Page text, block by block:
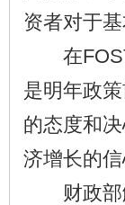
资者对于
在FOST
是明年政
的态度和
济增长的信
财政部